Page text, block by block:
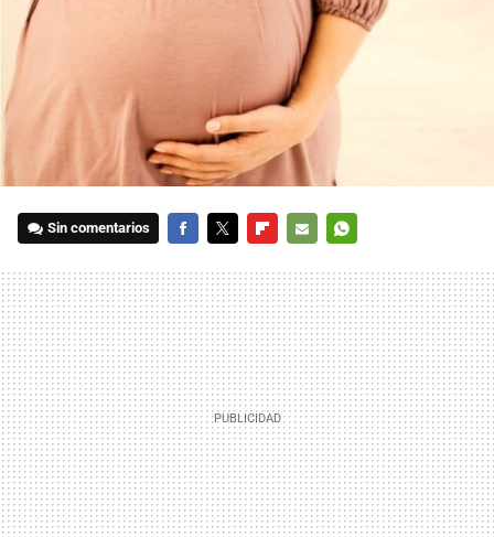
Sin comentarios
MAIL